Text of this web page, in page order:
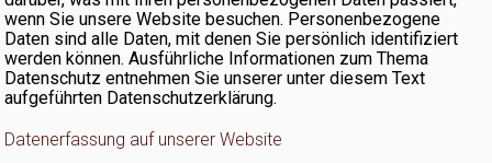
wenn Sie unsere Website besuchen. Personenbezogene
Daten sind alle Daten, mit denen Sie persönlich identifiziert
werden können. Ausführliche Informationen zum Thema
Datenschutz entnehmen Sie unserer unter diesem Text
aufgeführten Datenschutzerklärung.
Datenerfassung auf unserer Website